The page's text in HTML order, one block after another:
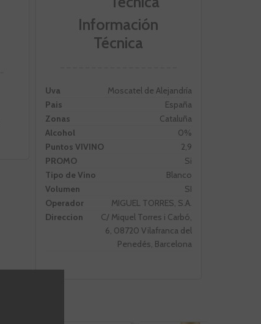
Información
Técnica
Uva
Moscatel de Alejandría
Pais
España
Zonas
Cataluña
Alcohol
0%
Puntos VIVINO
2,9
PROMO
Si
Tipo de Vino
Blanco
Volumen
SI
Operador
MIGUEL TORRES, S.A.
Direccion
C/ Miquel Torres i Carbó,
6, 08720 Vilafranca del
Penedés, Barcelona